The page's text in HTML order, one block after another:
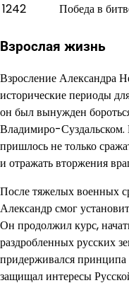
1242
Победа в
Взрослая жизнь
Взросление Александра
исторические периоды
он был вынужден
Владимиро-
пришлось не только
и отражать вторжения
После тяжелых военных
Александр смог
Он продолжил курс,
раздробленных русских
придерживался
защищал интересы